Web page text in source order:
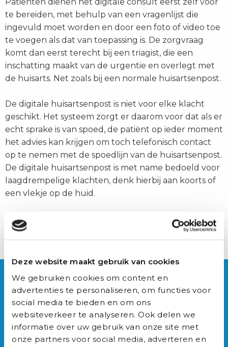
Deze website maakt gebruik van cookies
We gebruiken cookies om content en
advertenties te personaliseren, om functies voor
social media te bieden en om ons
websiteverkeer te analyseren. Ook delen we
informatie over uw gebruik van onze site met
onze partners voor social media, adverteren en
te bereiden, met behulp van een vragenlijst die
ingevuld moet worden en door een foto of video toe
te voegen als dat van toepassing is. De zorgvraag
komt dan eerst terecht bij een triagist, die een
inschatting maakt van de urgentie en overlegt met
de huisarts. Net zoals bij een normale huisartsenpost.
De digitale huisartsenpost is niet voor elke klacht
geschikt. Het systeem zorgt er daarom voor dat als er
echt sprake is van spoed, de patiënt op ieder moment
het advies kan krijgen om toch telefonisch contact
op te nemen met de spoedlijn van de huisartsenpost.
De digitale huisartsenpost is met name bedoeld voor
laagdrempelige klachten, denk hierbij aan koorts of
een vlekje op de huid.
De telefoonlijnen van huisartsenposten staan vaak
roodgloeiend, de digitale huisartsenpost zorgt voor
Delen Delen
Delen Delen
Delen
Over Auxilio
Werken bij Auxilio
Werving & Selectie
Over ons
Ons team
Blog